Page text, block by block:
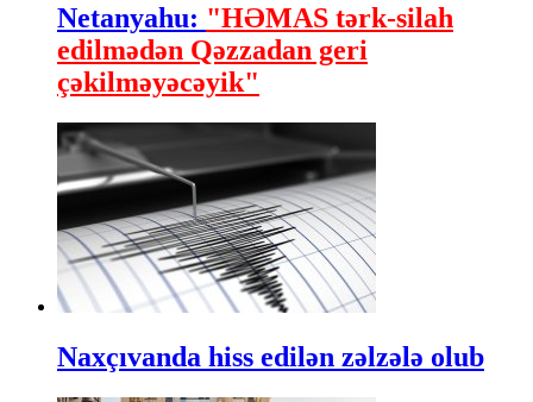
Netanyahu: "HƏMAS tərk-silah
edilmədən Qəzzadan geri
çəkilməyəcəyik"
Naxçıvanda hiss edilən zəlzələ olub